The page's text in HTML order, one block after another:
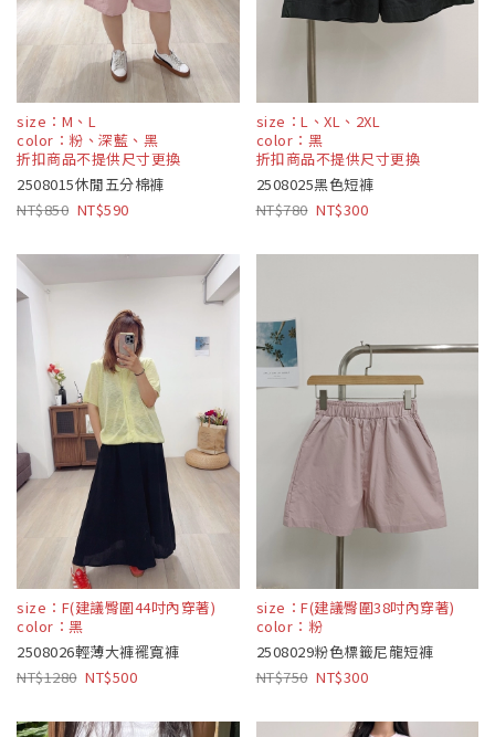
size：M、L
color：粉、深藍、黑
折扣商品不提供尺寸更換
2508015休閒五分棉褲
850
590
size：L、XL、2XL
color：黑
折扣商品不提供尺寸更換
2508025黑色短褲
780
300
size：F(建議臀圍44吋內穿著)
color：黑
2508026輕薄大褲襬寬褲
1280
500
size：F(建議臀圍38吋內穿著)
color：粉
2508029粉色標籤尼龍短褲
750
300